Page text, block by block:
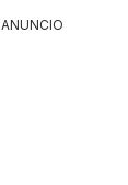
ANUNCIO